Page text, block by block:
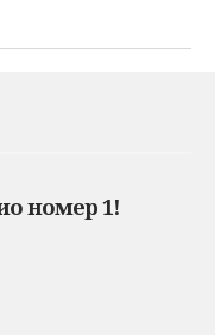
номер 1!